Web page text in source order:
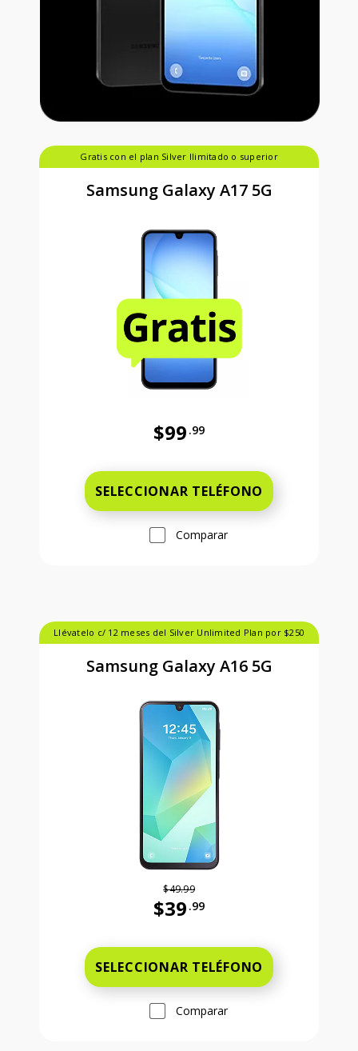
Gratis con el plan Silver Ilimitado o superior
Samsung Galaxy A17 5G
$99 .99
SELECCIONAR TELÉFONO
Comparar
Llévatelo c/ 12 meses del Silver Unlimited Plan por $250
Samsung Galaxy A16 5G
$49.99
$39 .99
SELECCIONAR TELÉFONO
Comparar